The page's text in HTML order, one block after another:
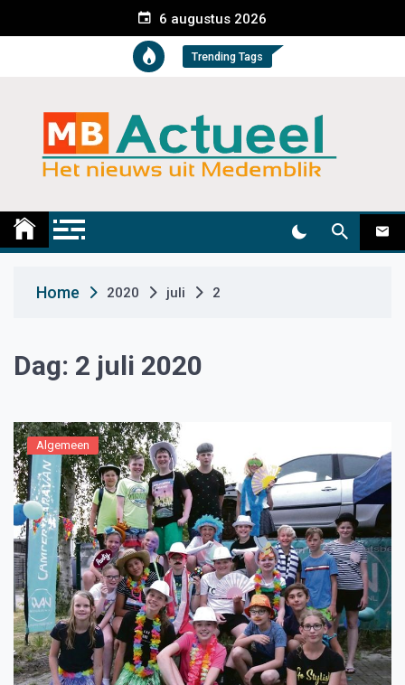
e
t
6 augustus 2026
Trending Tags
Medemblik Actueel
Home 2020 juli 2
Dag: 2 juli 2020
Algemeen